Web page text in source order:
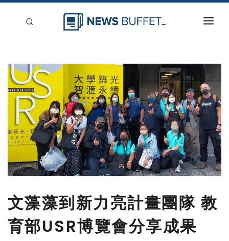
新聞稿分類
登入
刊登
文藻藻到新力亮計畫團隊 教
育部USR博覽會分享成果